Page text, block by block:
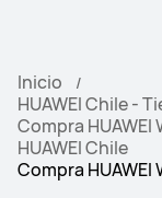
Inicio
HUAWEI Chile -
Compra
HUAWEI Chile
Compra HUAWEI